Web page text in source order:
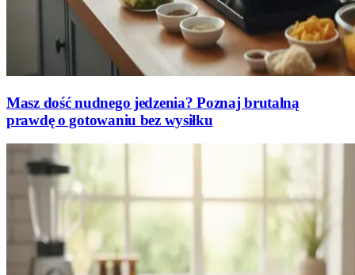
Masz dość nudnego jedzenia? Poznaj brutalną
prawdę o gotowaniu bez wysiłku